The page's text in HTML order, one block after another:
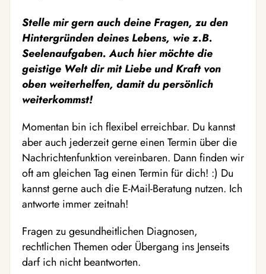
Stelle mir gern auch deine Fragen, zu den
Hintergründen deines Lebens, wie z.B.
Seelenaufgaben. Auch hier möchte die
geistige Welt dir mit Liebe und Kraft von
oben weiterhelfen, damit du persönlich
weiterkommst!
Momentan bin ich flexibel erreichbar. Du kannst
aber auch jederzeit gerne einen Termin über die
Nachrichtenfunktion vereinbaren. Dann finden wir
oft am gleichen Tag einen Termin für dich! :) Du
kannst gerne auch die E-Mail-Beratung nutzen. Ich
antworte immer zeitnah!
Fragen zu gesundheitlichen Diagnosen,
rechtlichen Themen oder Übergang ins Jenseits
darf ich nicht beantworten.